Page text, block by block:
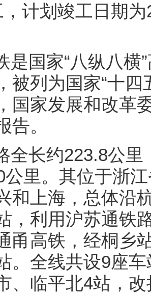
计划竣工日期
是国家“八纵八横
被列为国家“十四
国家发展和改革
告。
全长约223.8公
公里。其位于浙
和上海，总体沿
，利用沪苏通铁
甬高铁，经桐乡
。全线共设9座
、临平北4站，